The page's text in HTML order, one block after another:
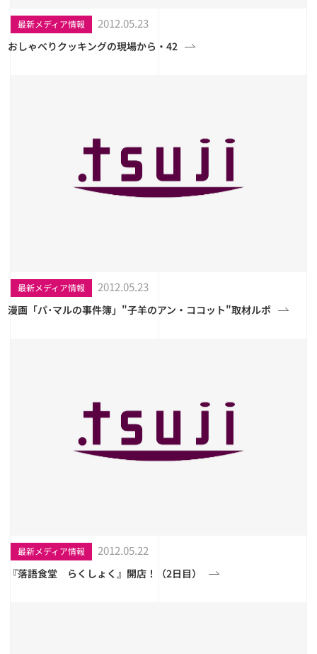
最新メディア情報 2012.05.23
おしゃべりクッキングの現場から・42
最新メディア情報 2012.05.23
漫画「パ･マルの事件簿」"子羊のアン・ココット"取材ルポ
最新メディア情報 2012.05.22
『落語食堂 らくしょく』開店！（2日目）